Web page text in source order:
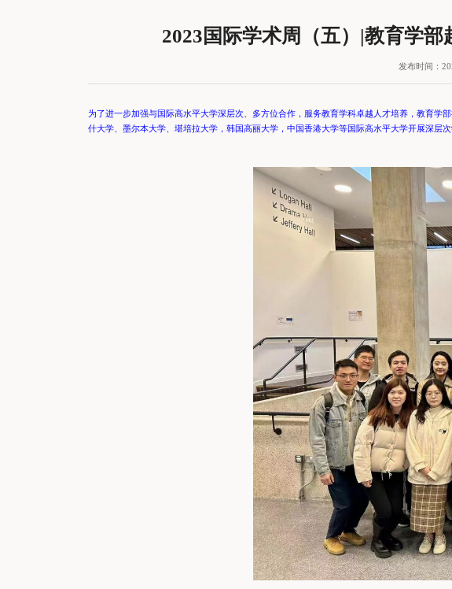
2023国际学术周（五）|教育学
发布时间：
为了进一步加强与国际高水平大学深层次、多方位合作，服务教育学科卓越人才培养，教育学
什大学、墨尔本大学、堪培拉大学，韩国高丽大学，中国香港大学等国际高水平大学开展深层次